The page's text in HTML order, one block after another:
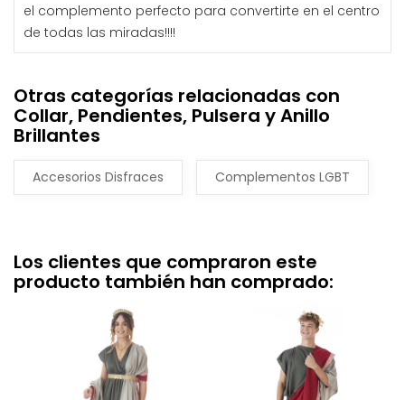
el complemento perfecto para convertirte en el centro
de todas las miradas!!!!
Otras categorías relacionadas con
Collar, Pendientes, Pulsera y Anillo
Brillantes
Accesorios Disfraces Complementos LGBT
Los clientes que compraron este
producto también han comprado: